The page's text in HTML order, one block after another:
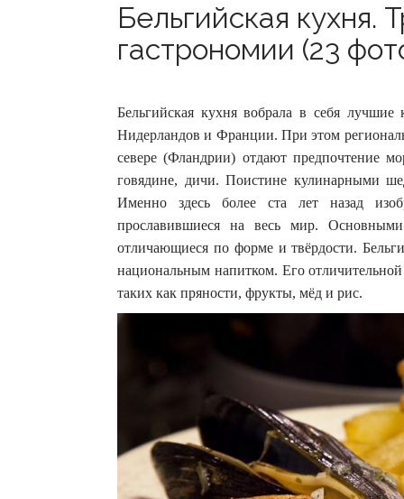
Бельгийская кухня.
гастрономии (23
Бельгийская кухня вобрала в себя
Нидерландов и Франции. При этом
севере (Фландрии) отдают предпочтение
говядине, дичи. Поистине кулинарными
Именно здесь более ста лет назад
прославившиеся на весь мир.
отличающиеся по форме и твёрдости.
национальным напитком. Его
таких как пряности, фрукты, мёд и рис.